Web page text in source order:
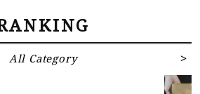
All Category